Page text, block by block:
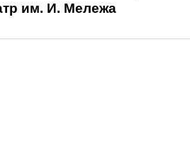
им. И. Мележа